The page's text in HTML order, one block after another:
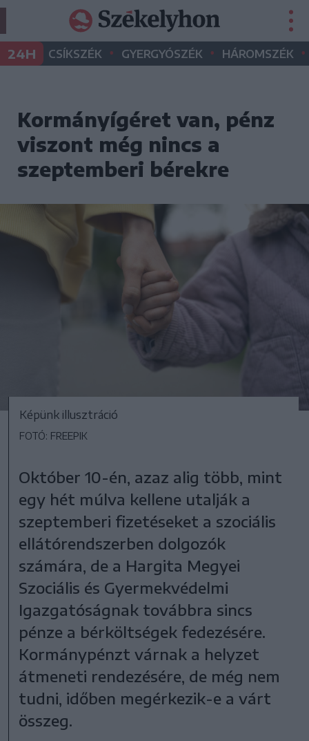
24H CSÍKSZÉK • GYERGYÓSZÉK • HÁROMSZÉK •
Kormányígéret van, pénz
viszont még nincs a
szeptemberi bérekre
Képünk illusztráció
FOTÓ: FREEPIK
Október 10-én, azaz alig több, mint
egy hét múlva kellene utalják a
szeptemberi fizetéseket a szociális
ellátórendszerben dolgozók
számára, de a Hargita Megyei
Szociális és Gyermekvédelmi
Igazgatóságnak továbbra sincs
pénze a bérköltségek fedezésére.
Kormánypénzt várnak a helyzet
átmeneti rendezésére, de még nem
tudni, időben megérkezik-e a várt
összeg.